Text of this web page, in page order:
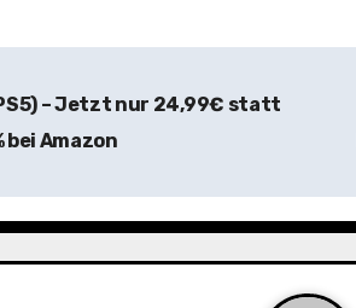
– Jetzt nur 24,99€ statt
bei Amazon